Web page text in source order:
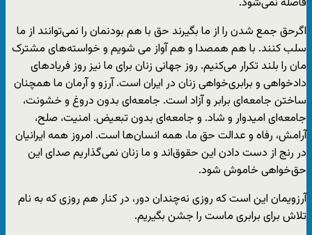
اگرحق جمع شدن را از ما بگیرند حق با هم بودنمان را نمی‌توانند از ما
سلب کنند. با هم همصدا و هم آواز مى شویم و خواسته‌هاى مشترک
مان را بلند تکرار مى‌کنیم. روز جهانى زنان برای ما نیز روز فریادهای
دادخواهی و برابری‌خواهی زنان در ایران است. آرزو و آرمان ما همچنان
ساختن جامعه‌اى برابر و آزاد است. جامعه‌اى بدون دروغ و خشونت،
جامعه‌اى امیدوار و شاد. و جامعه‌اى بدون تبعیض. امنیت، صلح،
آرامش، رفاه و عدالت حق ما، همه انسان‌ها است. امروز همه ایرانیان
در رنج از دست دادن این حقوق‌اند و ما زنان نمی‌گذاریم صداى این
حق‌خواهى خاموش شود.
آرزویمان این است که روزى نه‌چندان دور، در کنار هم روزی که به نام
تلاش برای برابری ماست را جشن بگیریم.